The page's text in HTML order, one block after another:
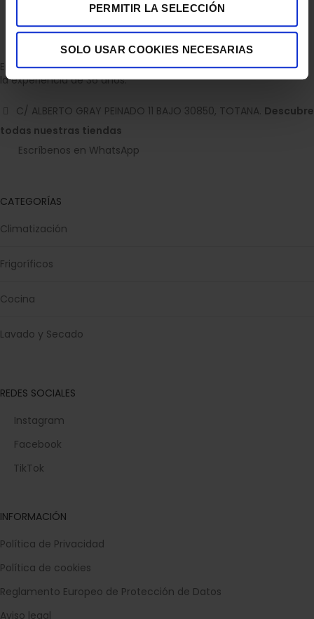
PERMITIR LA SELECCIÓN
SOLO USAR COOKIES NECESARIAS
Empresa dedicada a la venta de accesorios para el hogar con
la experiencia de 36 años.
C/ ALBERTO GRAY PEINADO 11 BAJO 30850, TOTANA. Descubre
todas nuestras tiendas
Escríbenos en WhatsApp
CATEGORÍAS
Climatización
Frigoríficos
Cocina
Lavado y Secado
REDES SOCIALES
Instagram
Facebook
TikTok
INFORMACIÓN
Política de Privacidad
Política de cookies
Reglamento Europeo de Protección de Datos
Aviso legal